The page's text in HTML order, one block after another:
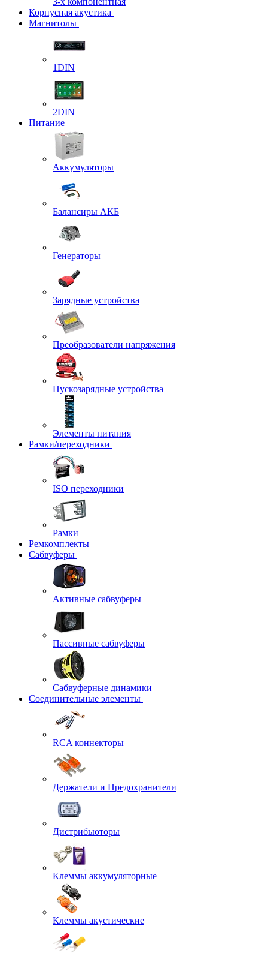
Корпусная акустика
Магнитолы
1DIN
2DIN
Питание
Аккумуляторы
Балансиры АКБ
Генераторы
Зарядные устройства
Преобразователи напряжения
Пускозарядные устройства
Элементы питания
Рамки/переходники
ISO переходники
Рамки
Ремкомплекты
Сабвуферы
Активные сабвуферы
Пассивные сабвуферы
Сабвуферные динамики
Соединительные элементы
RCA коннекторы
Держатели и Предохранители
Дистрибьюторы
Клеммы аккумуляторные
Клеммы акустические